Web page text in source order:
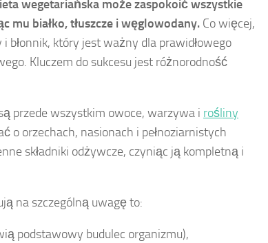
wegetariańska może zaspokoić wszystkie
mu białko, tłuszcze i węglowodany. Co więcej,
błonnik, który jest ważny dla prawidłowego
Kluczem do sukcesu jest różnorodność
przede wszystkim owoce, warzywa i rośliny
o orzechach, nasionach i pełnoziarnistych
składniki odżywcze, czyniąc ją kompletną i
na szczególną uwagę to:
podstawowy budulec organizmu),